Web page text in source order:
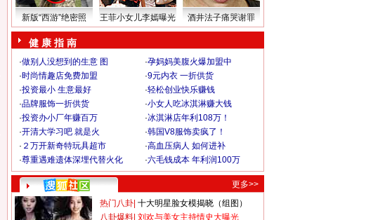
新版“西游”绝密照 王菲小女儿李嫣曝光 酒井法子痛哭谢罪
健 康 指 南
·做别人没想到的生意 图 ·孕妈妈美腹火爆加盟中
·时尚情趣店免费加盟 ·9元内衣 一折供货
·投资最小 生意最好 ·轻松创业快乐赚钱
·品牌服饰一折供货 ·小女人吃冰淇淋赚大钱
·投资办小厂年赚百万 ·冰淇淋店年利108万！
·开清大学习吧 就是火 ·韩国V8服饰卖疯了！
· ２万开新奇特玩具超市 ·高血压病人 如何进补
·尊重遇难遗体深埋代替火化 ·六毛钱成本 年利润100万
更多>>
热门八卦 十大明星脸女模揭晓（组图）
八卦爆料 刘欢与美女主持情史大曝光